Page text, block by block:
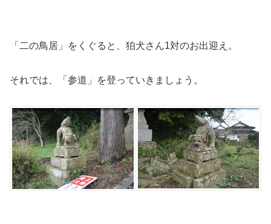
「二の鳥居」をくぐると、狛犬さん1対のお出迎え。
それでは、「参道」を登っていきましょう。